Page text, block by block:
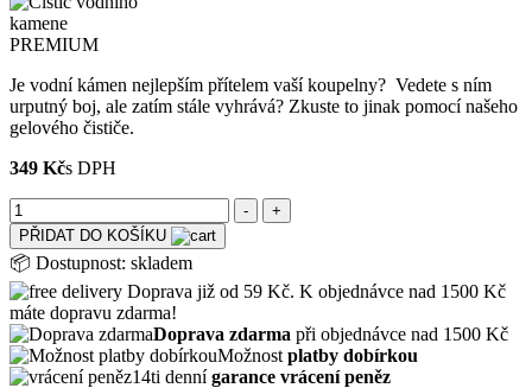
Je vodní kámen nejlepším přítelem vaší koupelny? Vedete s ním
urputný boj, ale zatím stále vyhrává? Zkuste to jinak pomocí našeho
gelového čističe.
349 Kčs DPH
PŘIDAT DO KOŠÍKU
📦 Dostupnost: skladem
Doprava již od 59 Kč. K objednávce nad 1500 Kč
máte dopravu zdarma!
Doprava zdarma při objednávce nad 1500 Kč
Možnost platby dobírkou
14ti dennígarance vrácení peněz